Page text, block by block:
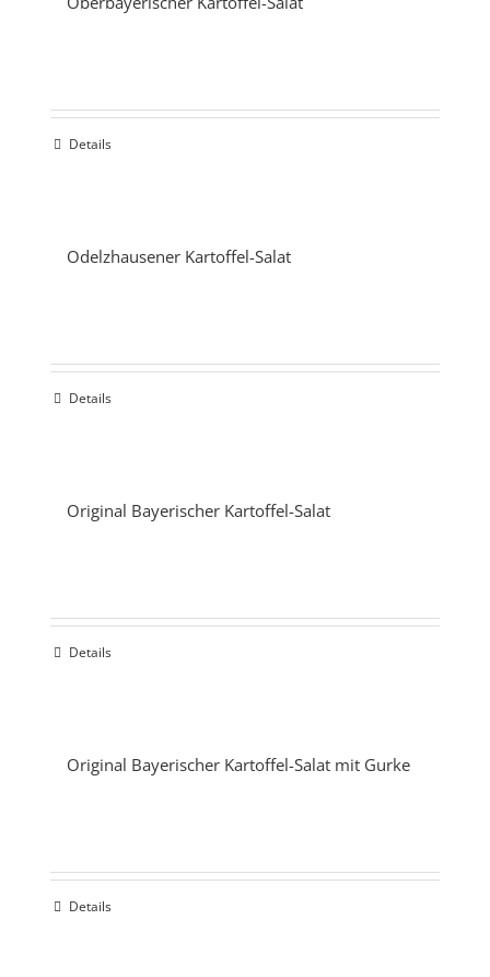
Details
Odelzhausener Kartoffel-Salat
Details
Original Bayerischer Kartoffel-Salat
Details
Original Bayerischer Kartoffel-Salat mit Gurke
Details